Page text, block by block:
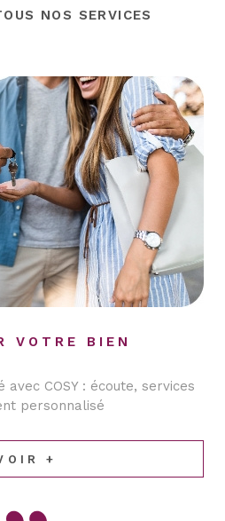
NOS SERVICES
VOTRE BIEN
COSY : écoute, services
personnalisé
+